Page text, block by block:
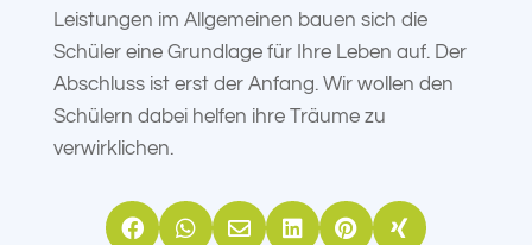
Leistungen im Allgemeinen bauen sich die
Schüler eine Grundlage für Ihre Leben auf. Der
Abschluss ist erst der Anfang. Wir wollen den
Schülern dabei helfen ihre Träume zu
verwirklichen.
     